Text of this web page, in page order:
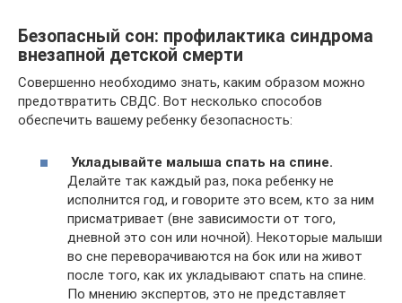
Безопасный сон: профилактика синдрома
внезапной детской смерти
Совершенно необходимо знать, каким образом можно
предотвратить СВДС. Вот несколько способов
обеспечить вашему ребенку безопасность:
Укладывайте малыша спать на спине.
Делайте так каждый раз, пока ребенку не
исполнится год, и говорите это всем, кто за ним
присматривает (вне зависимости от того,
дневной это сон или ночной). Некоторые малыши
во сне переворачиваются на бок или на живот
после того, как их укладывают спать на спине.
По мнению экспертов, это не представляет